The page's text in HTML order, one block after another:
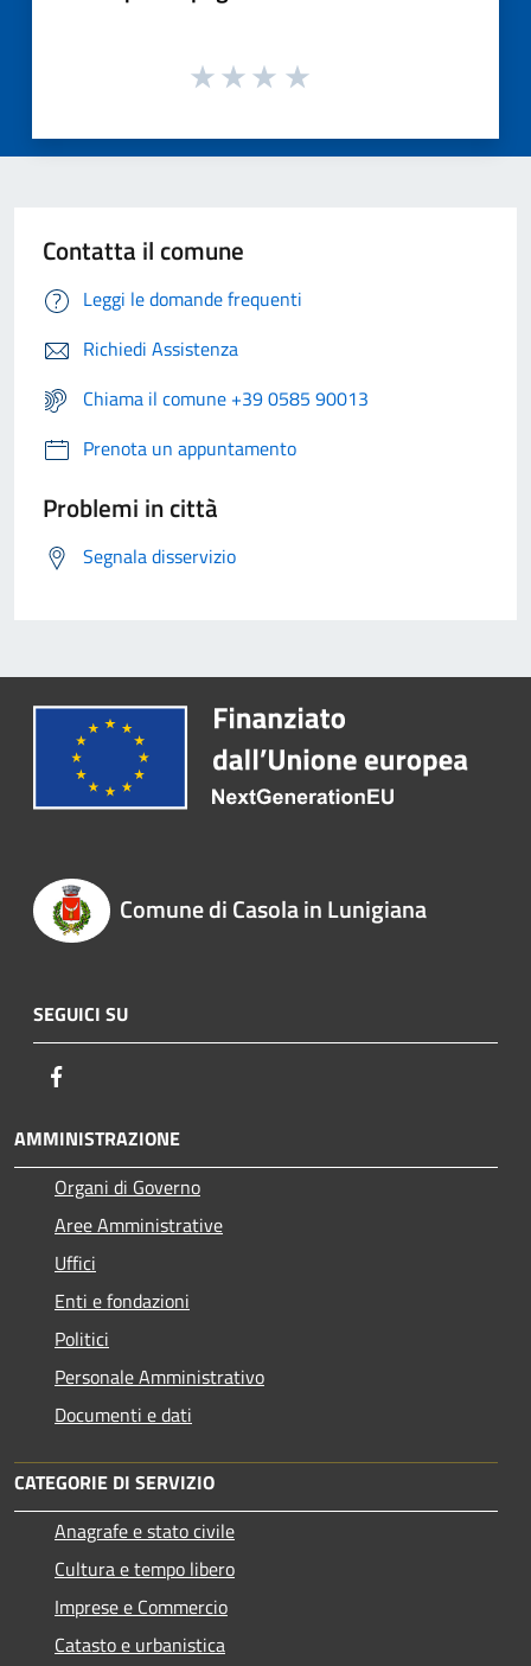
Contatta il comune
Leggi le domande frequenti
Richiedi Assistenza
Chiama il comune +39 0585 90013
Prenota un appuntamento
Problemi in città
Segnala disservizio
Comune di Casola in Lunigiana
SEGUICI SU
AMMINISTRAZIONE
Organi di Governo
Aree Amministrative
Uffici
Enti e fondazioni
Politici
Personale Amministrativo
Documenti e dati
CATEGORIE DI SERVIZIO
Anagrafe e stato civile
Cultura e tempo libero
Imprese e Commercio
Catasto e urbanistica